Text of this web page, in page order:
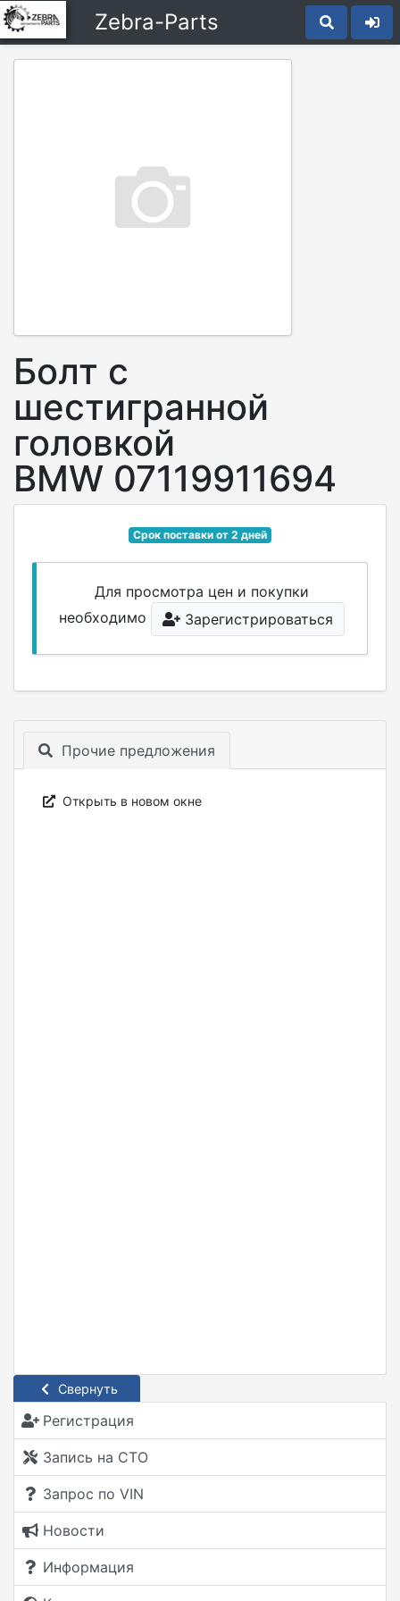
Zebra-Parts
Свернуть
Регистрация
Запись на СТО
Запрос по VIN
Новости
Информация
Болт с
шестигранной
головкой
BMW 07119911694
Срок поставки от 2 дней
Для просмотра цен и покупки
необходимо
Зарегистрироваться
Прочие предложения
Открыть в новом окне